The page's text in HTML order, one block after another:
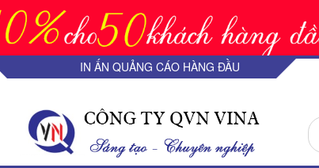
IN ẤN QUẢNG CÁO HÀNG ĐẦU